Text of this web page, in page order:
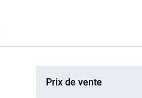
Prix de vente